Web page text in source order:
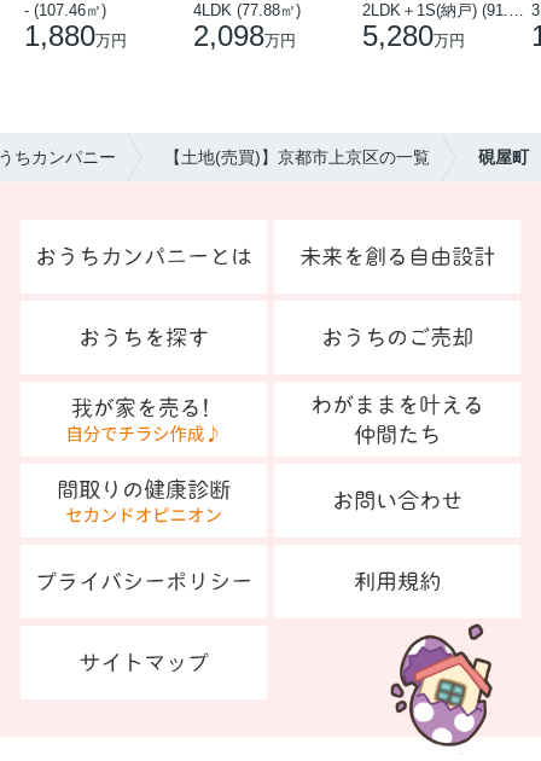
- (107.46㎡)
1,880万円
4LDK (77.88㎡)
2,098万円
2LDK＋1S(納戸) (91.78㎡)
5,280万円
ちカンパニー 【土地(売買)】京都市上京区の一覧 硯屋町